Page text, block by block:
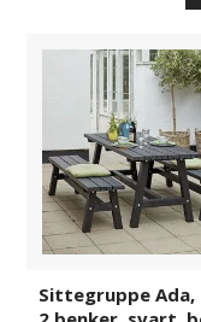
Sittegruppe
benker,
svart,
bord-
LxBxH
1770
750
568915
Sittegruppe Ada,